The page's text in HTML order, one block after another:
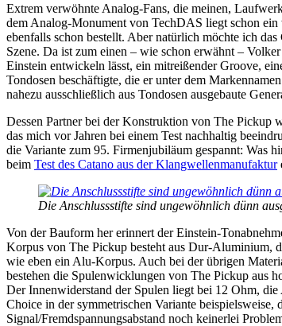
Extrem verwöhnte Analog-Fans, die meinen,
dem Analog-Monument von TechDAS liegt schon
ebenfalls schon bestellt. Aber natürlich möchte ich
Szene. Da ist zum einen – wie schon erwähnt –
Einstein entwickeln lässt, ein mitreißender Groove,
Tondosen beschäftigte, die er unter dem
nahezu ausschließlich aus Tondosen ausgebaute
Dessen Partner bei der Konstruktion von The Pickup
das mich vor Jahren bei einem Test nachhaltig
die Variante zum 95. Firmenjubiläum gespannt: Was
beim Test des Catano aus der Klangwellenmanufaktur
Die Anschlussstifte sind ungewöhnlich dünn
Von der Bauform her erinnert der Einstein-
Korpus von The Pickup besteht aus Dur-Aluminium,
wie eben ein Alu-Korpus. Auch bei der übrigen
bestehen die Spulenwicklungen von The Pickup aus
Der Innenwiderstand der Spulen liegt bei 12 Ohm,
Choice in der symmetrischen Variante beispielsweise,
Signal/Fremdspannungsabstand noch keinerlei